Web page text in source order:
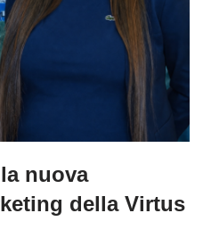
nuova
della Virtus